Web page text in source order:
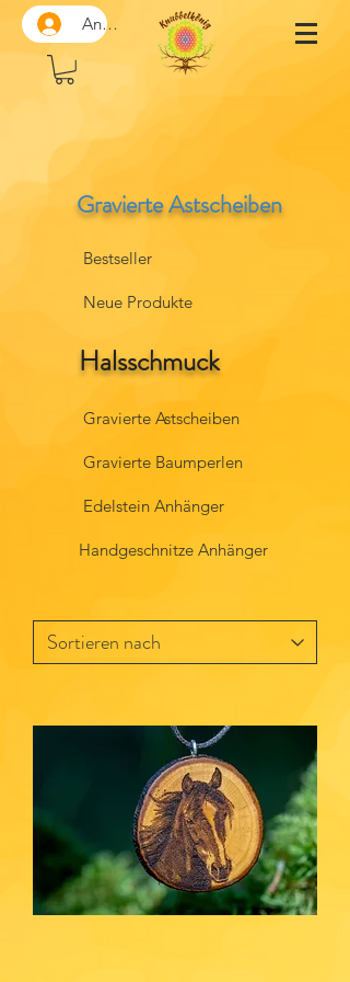
Anmelden
Gravierte Astscheiben
Bestseller
Neue Produkte
Halsschmuck
Gravierte Astscheiben
Gravierte Baumperlen
Edelstein Anhänger
Handgeschnitze Anhänger